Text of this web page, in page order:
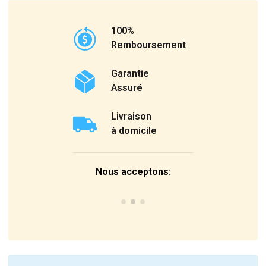
100%
Remboursement
Garantie
Assuré
Livraison
à domicile
Nous acceptons: